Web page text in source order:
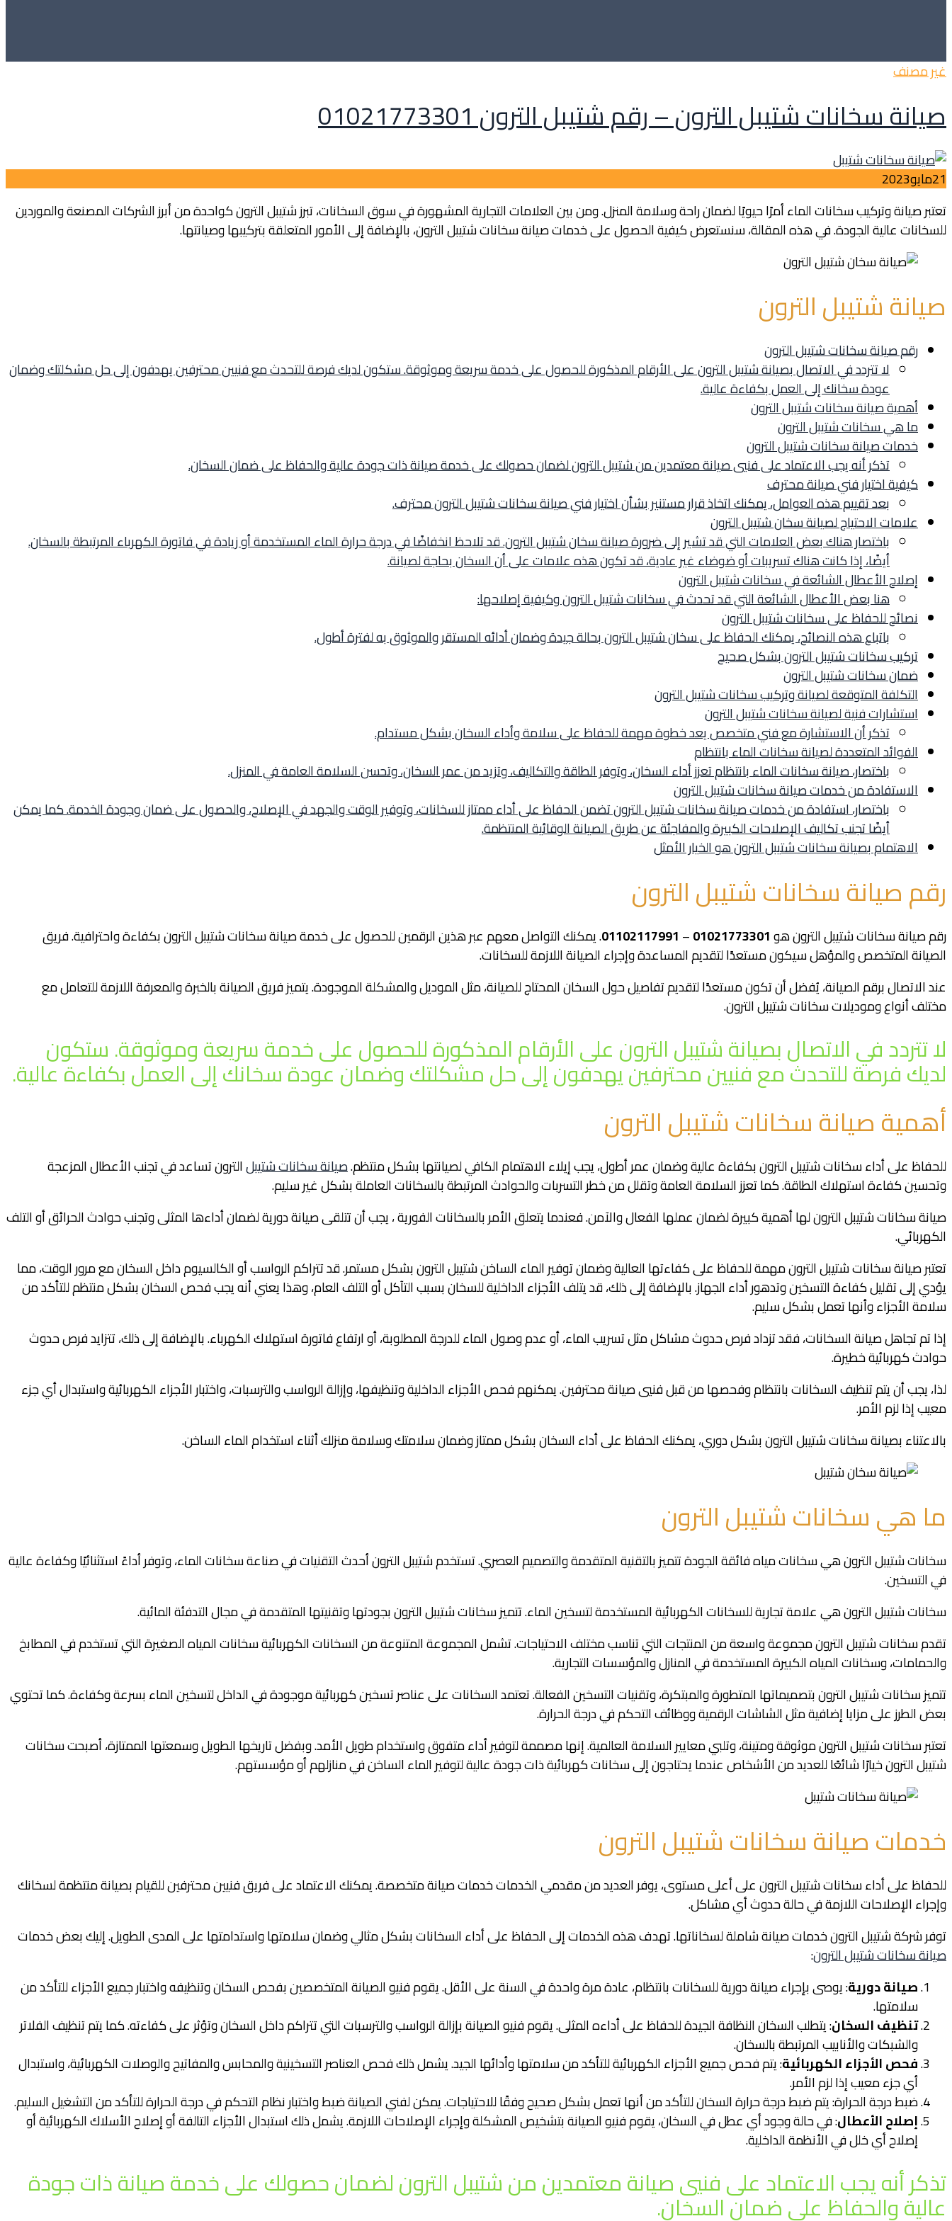
Categories
غير مصنف
صيانة سخانات شتيبل الترون – رقم شتيبل الترون 01021773301
21مايو2023
تعتبر صيانة وتركيب سخانات الماء أمرًا حيويًا لضمان راحة وسلامة المنزل. ومن بين العلامات التجارية المشهورة في سوق السخانات، تبرز شتيبل الترون كواحدة من أبرز الشركات المصنعة والموردين
للسخانات عالية الجودة. في هذه المقالة، سنستعرض كيفية الحصول على خدمات صيانة سخانات شتيبل الترون، بالإضافة إلى الأمور المتعلقة بتركيبها وصيانتها.
صيانة شتيبل الترون
رقم صيانة سخانات شتيبل الترون
لا تتردد في الاتصال بصيانة شتيبل الترون على الأرقام المذكورة للحصول على خدمة سريعة وموثوقة. ستكون لديك فرصة للتحدث مع فنيين محترفين يهدفون إلى حل مشكلتك وضمان
عودة سخانك إلى العمل بكفاءة عالية.
أهمية صيانة سخانات شتيبل الترون
ما هي سخانات شتيبل الترون
خدمات صيانة سخانات شتيبل الترون
تذكر أنه يجب الاعتماد على فنيي صيانة معتمدين من شتيبل الترون لضمان حصولك على خدمة صيانة ذات جودة عالية والحفاظ على ضمان السخان.
كيفية اختيار فني صيانة محترف
بعد تقييم هذه العوامل، يمكنك اتخاذ قرار مستنير بشأن اختيار فني صيانة سخانات شتيبل الترون محترف.
علامات الاحتياج لصيانة سخان شتيبل الترون
باختصار هناك بعض العلامات التي قد تشير إلى ضرورة صيانة سخان شتيبل الترون. قد تلاحظ انخفاضًا في درجة حرارة الماء المستخدمة أو زيادة في فاتورة الكهرباء المرتبطة بالسخان.
أيضًا، إذا كانت هناك تسريبات أو ضوضاء غير عادية، قد تكون هذه علامات على أن السخان بحاجة لصيانة.
إصلاح الأعطال الشائعة في سخانات شتيبل الترون
هنا بعض الأعطال الشائعة التي قد تحدث في سخانات شتيبل الترون وكيفية إصلاحها:
نصائح للحفاظ على سخانات شتيبل الترون
باتباع هذه النصائح، يمكنك الحفاظ على سخان شتيبل الترون بحالة جيدة وضمان أدائه المستقر والموثوق به لفترة أطول.
تركيب سخانات شتيبل الترون بشكل صحيح
ضمان سخانات شتيبل الترون
التكلفة المتوقعة لصيانة وتركيب سخانات شتيبل الترون
استشارات فنية لصيانة سخانات شتيبل الترون
تذكر أن الاستشارة مع فني متخصص يعد خطوة مهمة للحفاظ على سلامة وأداء السخان بشكل مستدام.
الفوائد المتعددة لصيانة سخانات الماء بانتظام
باختصار، صيانة سخانات الماء بانتظام تعزز أداء السخان، وتوفر الطاقة والتكاليف، وتزيد من عمر السخان، وتحسن السلامة العامة في المنزل.
الاستفادة من خدمات صيانة سخانات شتيبل الترون
باختصار، استفادة من خدمات صيانة سخانات شتيبل الترون تضمن الحفاظ على أداء ممتاز للسخانات، وتوفير الوقت والجهد في الإصلاح، والحصول على ضمان وجودة الخدمة. كما يمكن
أيضًا تجنب تكاليف الإصلاحات الكبيرة والمفاجئة عن طريق الصيانة الوقائية المنتظمة.
الاهتمام بصيانة سخانات شتيبل الترون هو الخيار الأمثل
رقم صيانة سخانات شتيبل الترون
رقم صيانة سخانات شتيبل الترون هو01021773301
–
01102117991. يمكنك التواصل معهم عبر هذين الرقمين للحصول على خدمة صيانة سخانات شتيبل الترون بكفاءة واحترافية. فريق
الصيانة المتخصص والمؤهل سيكون مستعدًا لتقديم المساعدة وإجراء الصيانة اللازمة للسخانات.
عند الاتصال برقم الصيانة، يُفضل أن تكون مستعدًا لتقديم تفاصيل حول السخان المحتاج للصيانة، مثل الموديل والمشكلة الموجودة. يتميز فريق الصيانة بالخبرة والمعرفة اللازمة للتعامل مع
مختلف أنواع وموديلات سخانات شتيبل الترون.
لا تتردد في الاتصال بصيانة شتيبل الترون على الأرقام المذكورة للحصول على خدمة سريعة وموثوقة. ستكون
لديك فرصة للتحدث مع فنيين محترفين يهدفون إلى حل مشكلتك وضمان عودة سخانك إلى العمل بكفاءة عالية.
أهمية صيانة سخانات شتيبل الترون
للحفاظ على أداء سخانات شتيبل الترون بكفاءة عالية وضمان عمر أطول، يجب إيلاء الاهتمام الكافي لصيانتها بشكل منتظم.صيانة سخانات شتيبلالترون تساعد في تجنب الأعطال المزعجة
وتحسين كفاءة استهلاك الطاقة. كما تعزز السلامة العامة وتقلل من خطر التسربات والحوادث المرتبطة بالسخانات العاملة بشكل غير سليم.
صيانة سخانات شتيبل الترون لها أهمية كبيرة لضمان عملها الفعال والآمن. فعندما يتعلق الأمر بالسخانات الفورية ، يجب أن تتلقى صيانة دورية لضمان أداءها المثلى وتجنب حوادث الحرائق أو التلف
الكهربائي.
تعتبر صيانة سخانات شتيبل الترون مهمة للحفاظ على كفاءتها العالية وضمان توفير الماء الساخن شتيبل الترون بشكل مستمر. قد تتراكم الرواسب أو الكالسيوم داخل السخان مع مرور الوقت، مما
يؤدي إلى تقليل كفاءة التسخين وتدهور أداء الجهاز. بالإضافة إلى ذلك، قد يتلف الأجزاء الداخلية للسخان بسبب التآكل أو التلف العام، وهذا يعني أنه يجب فحص السخان بشكل منتظم للتأكد من
سلامة الأجزاء وأنها تعمل بشكل سليم.
إذا تم تجاهل صيانة السخانات، فقد تزداد فرص حدوث مشاكل مثل تسريب الماء، أو عدم وصول الماء للدرجة المطلوبة، أو ارتفاع فاتورة استهلاك الكهرباء. بالإضافة إلى ذلك، تتزايد فرص حدوث
حوادث كهربائية خطيرة.
لذا، يجب أن يتم تنظيف السخانات بانتظام وفحصها من قبل فنيي صيانة محترفين. يمكنهم فحص الأجزاء الداخلية وتنظيفها، وإزالة الرواسب والترسبات، واختبار الأجزاء الكهربائية واستبدال أي جزء
معيب إذا لزم الأمر.
بالاعتناء بصيانة سخانات شتيبل الترون بشكل دوري، يمكنك الحفاظ على أداء السخان بشكل ممتاز وضمان سلامتك وسلامة منزلك أثناء استخدام الماء الساخن.
ما هي سخانات شتيبل الترون
سخانات شتيبل الترون هي سخانات مياه فائقة الجودة تتميز بالتقنية المتقدمة والتصميم العصري. تستخدم شتيبل الترون أحدث التقنيات في صناعة سخانات الماء، وتوفر أداءً استثنائيًا وكفاءة عالية
في التسخين.
سخانات شتيبل الترون هي علامة تجارية للسخانات الكهربائية المستخدمة لتسخين الماء. تتميز سخانات شتيبل الترون بجودتها وتقنيتها المتقدمة في مجال التدفئة المائية.
تقدم سخانات شتيبل الترون مجموعة واسعة من المنتجات التي تناسب مختلف الاحتياجات. تشمل المجموعة المتنوعة من السخانات الكهربائية سخانات المياه الصغيرة التي تستخدم في المطابخ
والحمامات، وسخانات المياه الكبيرة المستخدمة في المنازل والمؤسسات التجارية.
تتميز سخانات شتيبل الترون بتصميماتها المتطورة والمبتكرة، وتقنيات التسخين الفعالة. تعتمد السخانات على عناصر تسخين كهربائية موجودة في الداخل لتسخين الماء بسرعة وكفاءة. كما تحتوي
بعض الطرز على مزايا إضافية مثل الشاشات الرقمية ووظائف التحكم في درجة الحرارة.
تعتبر سخانات شتيبل الترون موثوقة ومتينة، وتلبي معايير السلامة العالمية. إنها مصممة لتوفير أداء متفوق واستخدام طويل الأمد. وبفضل تاريخها الطويل وسمعتها الممتازة، أصبحت سخانات
شتيبل الترون خيارًا شائعًا للعديد من الأشخاص عندما يحتاجون إلى سخانات كهربائية ذات جودة عالية لتوفير الماء الساخن في منازلهم أو مؤسستهم.
خدمات صيانة سخانات شتيبل الترون
للحفاظ على أداء سخانات شتيبل الترون على أعلى مستوى، يوفر العديد من مقدمي الخدمات خدمات صيانة متخصصة. يمكنك الاعتماد على فريق فنيين محترفين للقيام بصيانة منتظمة لسخانك
وإجراء الإصلاحات اللازمة في حالة حدوث أي مشاكل.
توفر شركة شتيبل الترون خدمات صيانة شاملة لسخاناتها. تهدف هذه الخدمات إلى الحفاظ على أداء السخانات بشكل مثالي وضمان سلامتها واستدامتها على المدى الطويل. إليك بعض خدمات
صيانة سخانات شتيبل الترون:
صيانة دورية: يوصى بإجراء صيانة دورية للسخانات بانتظام، عادة مرة واحدة في السنة على الأقل. يقوم فنيو الصيانة المتخصصين بفحص السخان وتنظيفه واختبار جميع الأجزاء للتأكد من
سلامتها.
تنظيف السخان: يتطلب السخان النظافة الجيدة للحفاظ على أداءه المثلى. يقوم فنيو الصيانة بإزالة الرواسب والترسبات التي تتراكم داخل السخان وتؤثر على كفاءته. كما يتم تنظيف الفلاتر
والشبكات والأنابيب المرتبطة بالسخان.
فحص الأجزاء الكهربائية: يتم فحص جميع الأجزاء الكهربائية للتأكد من سلامتها وأدائها الجيد. يشمل ذلك فحص العناصر التسخينية والمحابس والمفاتيح والوصلات الكهربائية، واستبدال
أي جزء معيب إذا لزم الأمر.
ضبط درجة الحرارة: يتم ضبط درجة حرارة السخان للتأكد من أنها تعمل بشكل صحيح وفقًا للاحتياجات. يمكن لفني الصيانة ضبط واختبار نظام التحكم في درجة الحرارة للتأكد من التشغيل السليم.
إصلاح الأعطال: في حالة وجود أي عطل في السخان، يقوم فنيو الصيانة بتشخيص المشكلة وإجراء الإصلاحات اللازمة. يشمل ذلك استبدال الأجزاء التالفة أو إصلاح الأسلاك الكهربائية أو
إصلاح أي خلل في الأنظمة الداخلية.
تذكر أنه يجب الاعتماد على فنيي صيانة معتمدين من شتيبل الترون لضمان حصولك على خدمة صيانة ذات جودة
عالية والحفاظ على ضمان السخان.